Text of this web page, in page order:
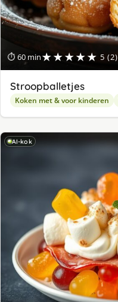
⏱ 60 min★★★★★ 5 (2)
Stroopballetjes
Koken met & voor kinderen
AI-kok